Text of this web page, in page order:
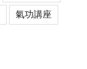
氣功講座